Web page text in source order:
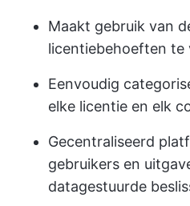
Maakt gebruik van
licentiebehoeften te
Eenvoudig
elke licentie en elk
Gecentraliseerd
gebruikers en
datagestuurde